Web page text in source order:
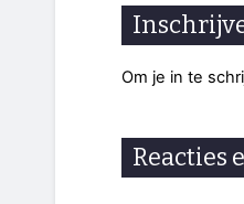
Om je in te
Reacties